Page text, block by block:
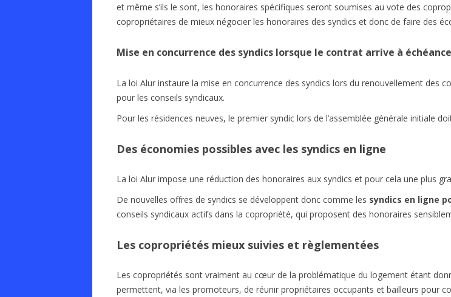
et même s’ils le sont, les honoraires spécifiques seront soumises au vote des
copropriétaires de mieux négocier les honoraires des syndics et donc de faire des
Mise en concurrence des syndics lorsque le contrat arrive à échéance
La loi Alur instaure la mise en concurrence des syndics lors du renouvellement des
pour les conseils syndicaux.
Pour les résidences neuves, le premier syndic lors de l’assemblée générale initiale
Des économies possibles avec les syndics en ligne
La loi Alur impose une réduction des honoraires aux syndics et pour cela une plus
De nouvelles offres de syndics se développent donc comme les syndics en ligne
conseils syndicaux actifs dans la copropriété, qui proposent des honoraires
Les copropriétés mieux suivies et règlementées
Les copropriétés sont vraiment au cœur de la problématique du logement étant
permettent, via les promoteurs, de réunir propriétaires occupants et bailleurs pour